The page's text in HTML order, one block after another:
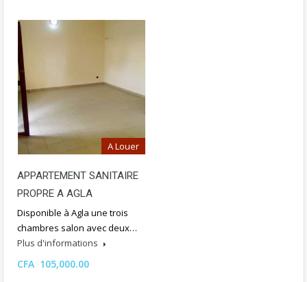
A Louer
APPARTEMENT SANITAIRE
PROPRE A AGLA
Disponible à Agla une trois
chambres salon avec deux…
Plus d'informations
CFA 105,000.00